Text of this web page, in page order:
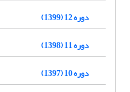
دوره 12 (1399)
دوره 11 (1398)
دوره 10 (1397)